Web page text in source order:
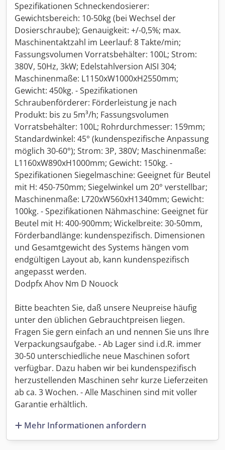
Spezifikationen Schneckendosierer:
Gewichtsbereich: 10-50kg (bei Wechsel der
Dosierschraube); Genauigkeit: +/-0,5%; max.
Maschinentaktzahl im Leerlauf: 8 Takte/min;
Fassungsvolumen Vorratsbehälter: 100L; Strom:
380V, 50Hz, 3kW; Edelstahlversion AISI 304;
Maschinenmaße: L1150xW1000xH2550mm;
Gewicht: 450kg. - Spezifikationen
Schraubenförderer: Förderleistung je nach
Produkt: bis zu 5m³/h; Fassungsvolumen
Vorratsbehälter: 100L; Rohrdurchmesser: 159mm;
Standardwinkel: 45° (kundenspezifische Anpassung
möglich 30-60°); Strom: 3P, 380V; Maschinenmaße:
L1160xW890xH1000mm; Gewicht: 150kg. -
Spezifikationen Siegelmaschine: Geeignet für Beutel
mit H: 450-750mm; Siegelwinkel um 20° verstellbar;
Maschinenmaße: L720xW560xH1340mm; Gewicht:
100kg. - Spezifikationen Nähmaschine: Geeignet für
Beutel mit H: 400-900mm; Wickelbreite: 30-50mm,
Förderbandlänge: kundenspezifisch. Dimensionen
und Gesamtgewicht des Systems hängen vom
endgültigen Layout ab, kann kundenspezifisch
angepasst werden.
Dodpfx Ahov Nm D Nouock
Bitte beachten Sie, daß unsere Neupreise häufig
unter den üblichen Gebrauchtpreisen liegen.
Fragen Sie gern einfach an und nennen Sie uns Ihre
Verpackungsaufgabe. - Ab Lager sind i.d.R. immer
30-50 unterschiedliche neue Maschinen sofort
verfügbar. Dazu haben wir bei kundenspezifisch
herzustellenden Maschinen sehr kurze Lieferzeiten
ab ca. 3 Wochen. - Alle Maschinen sind mit voller
Garantie erhältlich.
Mehr Informationen anfordern